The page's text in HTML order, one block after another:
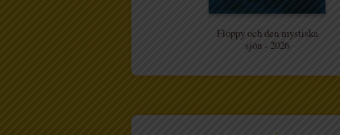
Floppy och den mystiska
sjön - 2026